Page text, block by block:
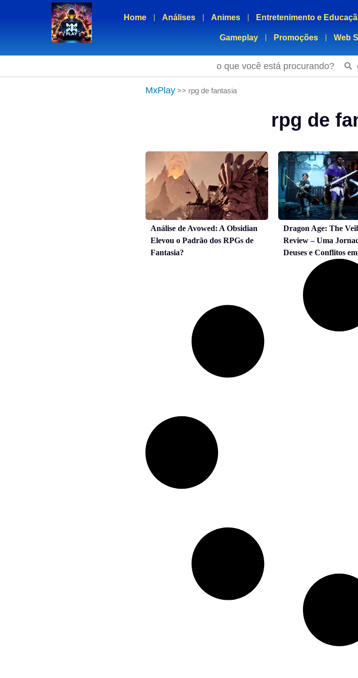
Home Análises Animes Entretenimento e
Gameplay Promoções Web
o que você está procurando?
MxPlay >> rpg de fantasia
rpg de
Análise de Avowed: A Obsidian
Elevou o Padrão dos RPGs de
Fantasia?
Dragon Age: The
Review – Uma
Deuses e Conflitos